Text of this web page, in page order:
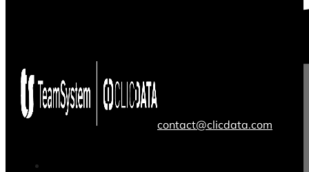
contact@clicdata.com